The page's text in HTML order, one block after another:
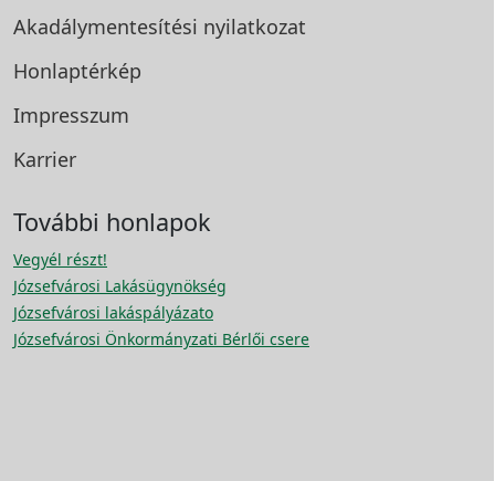
Akadálymentesítési nyilatkozat
Honlaptérkép
Impresszum
Karrier
További honlapok
Vegyél részt!
Józsefvárosi Lakásügynökség
Józsefvárosi lakáspályázato
Józsefvárosi Önkormányzati Bérlői csere